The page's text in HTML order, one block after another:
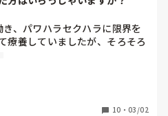
、パワハラセクハラに限界を
療養していましたが、そろそろ
サービスやクリニックに興味が
、長いブランクから採用になら
10 ・ 03/02